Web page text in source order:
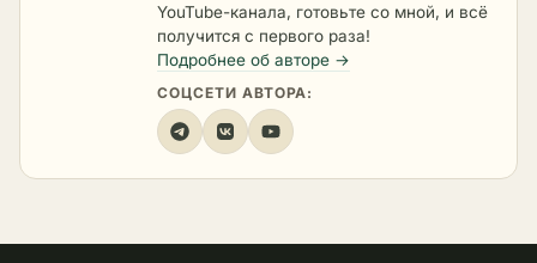
YouTube-канала, готовьте со мной, и всё
получится с первого раза!
Подробнее об авторе →
СОЦСЕТИ АВТОРА: